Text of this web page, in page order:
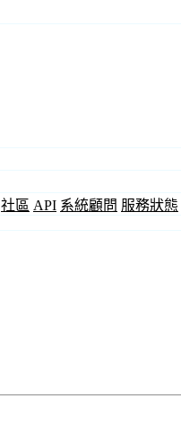
社區 API 系統顧問 服務狀態